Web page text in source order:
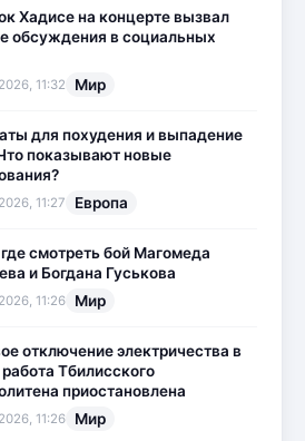
Хадисе на концерте вызвал
обсуждения в социальных
11:32 Мир
для похудения и выпадение
показывают новые
11:27 Европа
где смотреть бой Магомеда
и Богдана Гуськова
11:26 Мир
отключение электричества в
работа Тбилисского
приостановлена
11:26 Мир